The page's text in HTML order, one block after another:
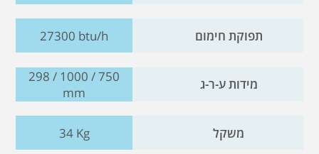
תפוקת חימום 27300 btu/h
מידות ע-ר-ג
298 / 1000 / 750
mm
משקל 34 Kg